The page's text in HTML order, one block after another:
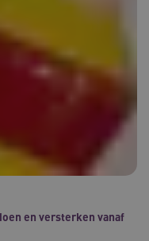
en versterken vanaf